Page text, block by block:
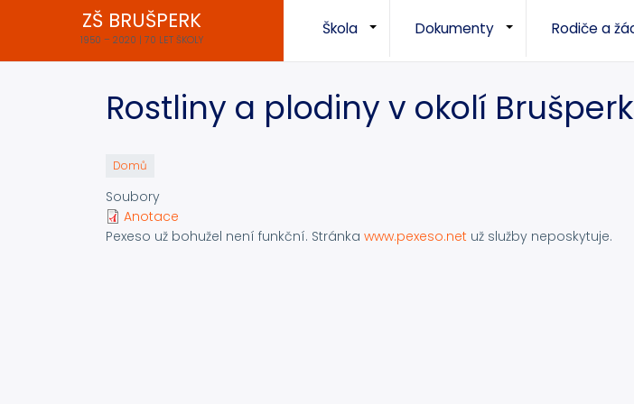
ZŠ BRUŠPERK
1950 – 2020 | 70 LET ŠKOLY +
Škola +
Dokumenty Rodiče a
Rostliny a plodiny v okolí
Domů
Soubory
Anotace
Pexeso už bohužel není funkční. Stránka www.pexeso.net už služby neposkytuje.